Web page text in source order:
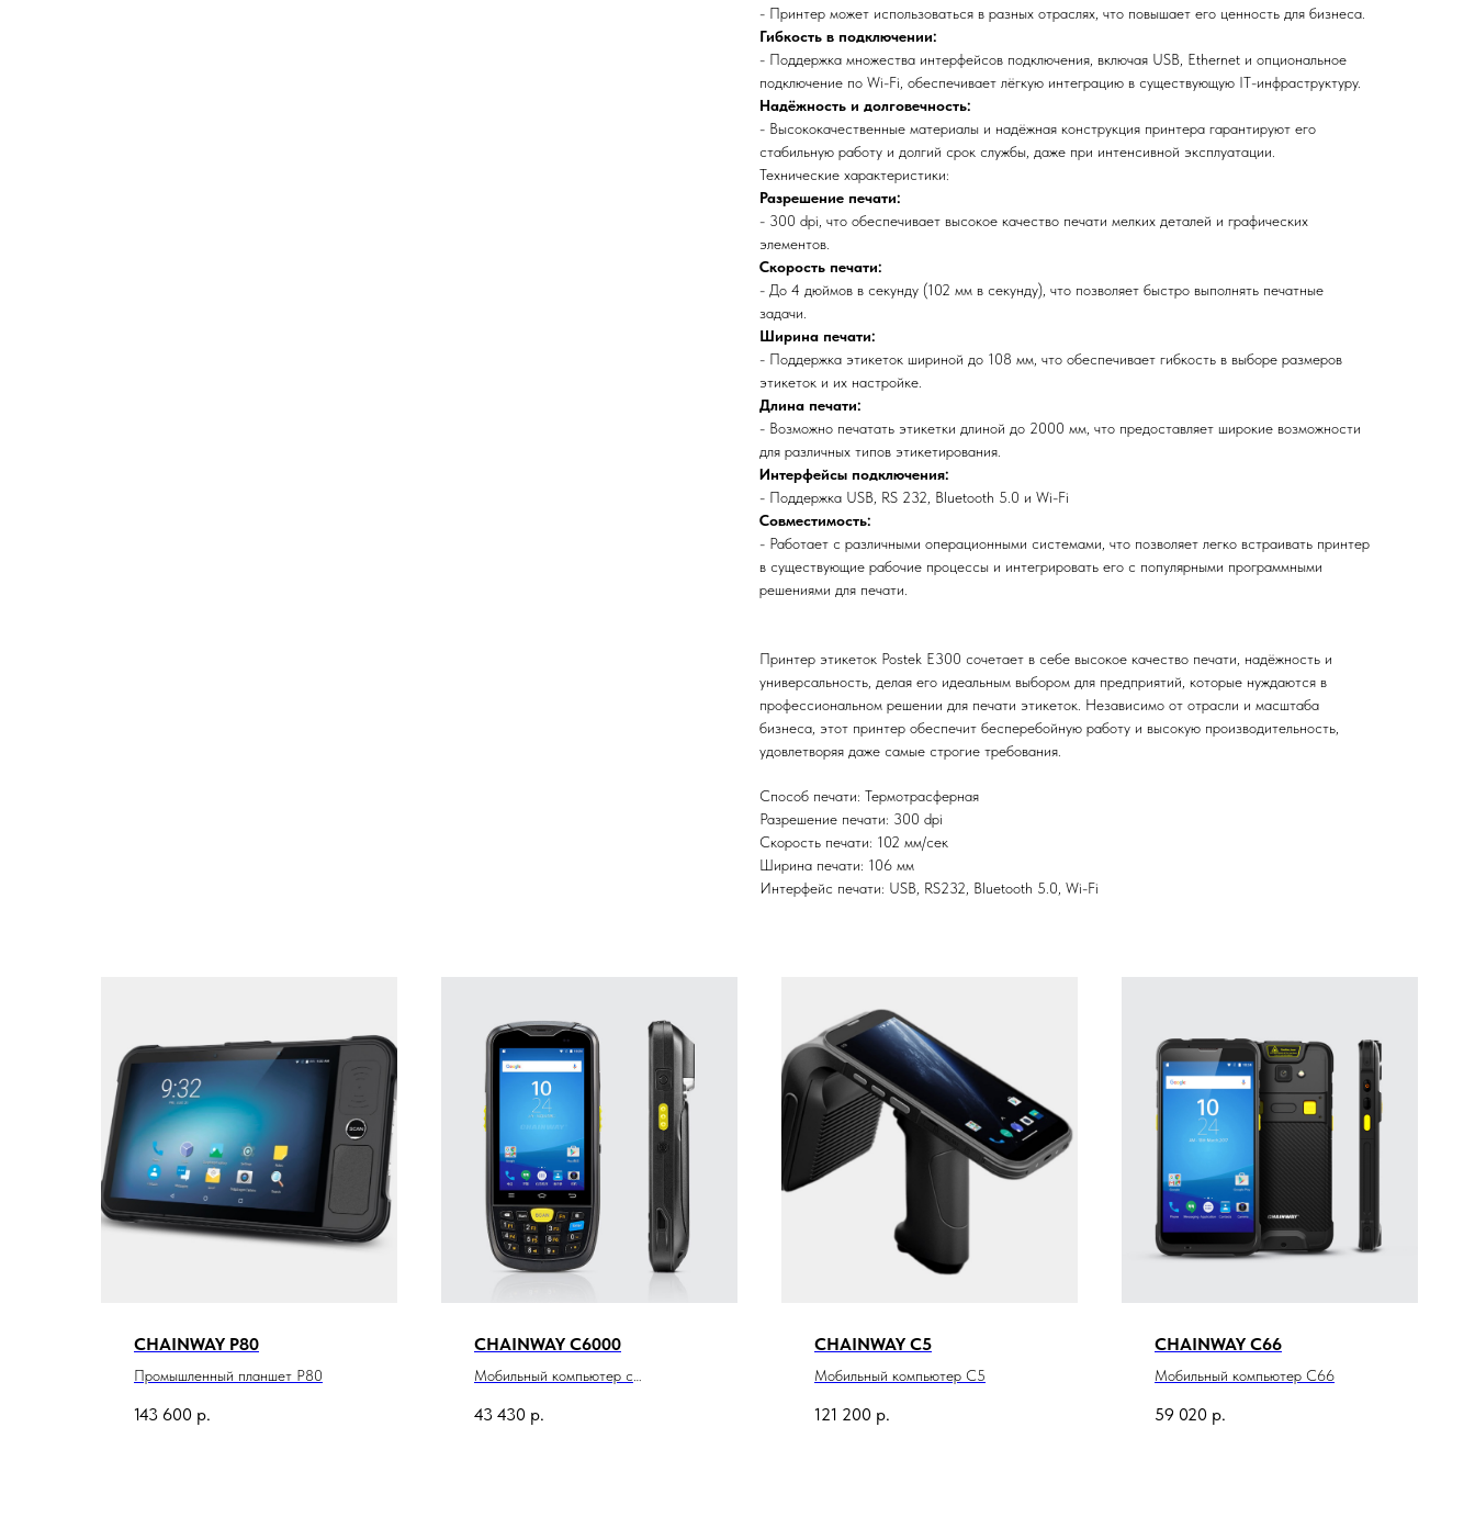
- Принтер может использоваться в разных отраслях, что повышает его ценность для бизнеса.
Гибкость в подключении:
- Поддержка множества интерфейсов подключения, включая USB, Ethernet и опциональное
подключение по Wi-Fi, обеспечивает лёгкую интеграцию в существующую IT-инфраструктуру.
Надёжность и долговечность:
- Высококачественные материалы и надёжная конструкция принтера гарантируют его
стабильную работу и долгий срок службы, даже при интенсивной эксплуатации.
Технические характеристики:
Разрешение печати:
- 300 dpi, что обеспечивает высокое качество печати мелких деталей и графических
элементов.
Скорость печати:
- До 4 дюймов в секунду (102 мм в секунду), что позволяет быстро выполнять печатные
задачи.
Ширина печати:
- Поддержка этикеток шириной до 108 мм, что обеспечивает гибкость в выборе размеров
этикеток и их настройке.
Длина печати:
- Возможно печатать этикетки длиной до 2000 мм, что предоставляет широкие возможности
для различных типов этикетирования.
Интерфейсы подключения:
- Поддержка USB, RS 232, Bluetooth 5.0 и Wi-Fi
Совместимость:
- Работает с различными операционными системами, что позволяет легко встраивать принтер
в существующие рабочие процессы и интегрировать его с популярными программными
решениями для печати.
Принтер этикеток Postek E300 сочетает в себе высокое качество печати, надёжность и
универсальность, делая его идеальным выбором для предприятий, которые нуждаются в
профессиональном решении для печати этикеток. Независимо от отрасли и масштаба
бизнеса, этот принтер обеспечит бесперебойную работу и высокую производительность,
удовлетворяя даже самые строгие требования.
Способ печати: Термотрасферная
Разрешение печати: 300 dpi
Скорость печати: 102 мм/сек
Ширина печати: 106 мм
Интерфейс печати: USB, RS232, Bluetooth 5.0, Wi-Fi
CHAINWAY P80
Промышленный планшет P80
143 600 р.
CHAINWAY C6000
Мобильный компьютер с
43 430 р.
CHAINWAY C5
Мобильный компьютер C5
121 200 р.
CHAINWAY C66
Мобильный компьютер C66
59 020 р.